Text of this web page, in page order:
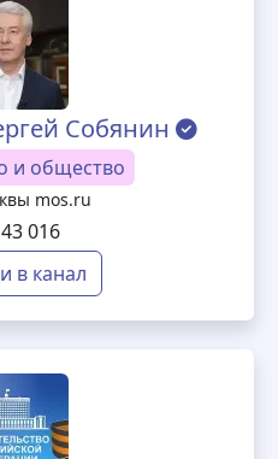
Собянин
и общество
mos.ru
016
в канал